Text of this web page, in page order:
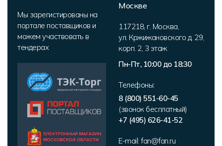
Мы зарегистированы на
портале поставщиков и
можем участвовать в
тендерах
Москве
117218, г. Москва,
ул. Кржижановского д. 29,
корп. 2, 3 этаж
Пн-Пт, 10:00 до 18:30
Телефоны:
8 (800) 551-60-45
(звонок бесплатный)
+7 (495) 626-41-52
E-mail: fan@fan.ru